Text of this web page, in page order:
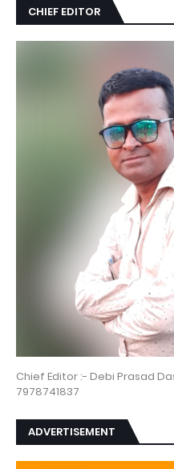
CHIEF EDITOR
Chief Editor :- Debi Prasad
7978741837
ADVERTISEMENT